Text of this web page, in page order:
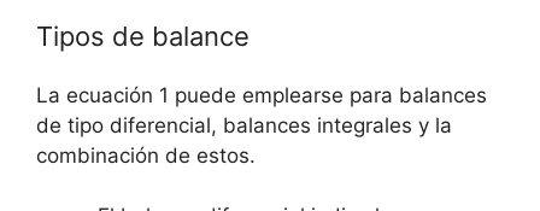
Tipos de balance
La ecuación 1 puede emplearse para balances
de tipo diferencial, balances integrales y la
combinación de estos.